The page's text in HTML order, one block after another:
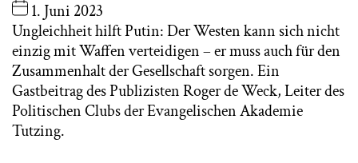
1. Juni 2023
Ungleichheit hilft Putin: Der Westen kann sich nicht
einzig mit Waffen verteidigen – er muss auch für den
Zusammenhalt der Gesellschaft sorgen. Ein
Gastbeitrag des Publizisten Roger de Weck, Leiter des
Politischen Clubs der Evangelischen Akademie
Tutzing.